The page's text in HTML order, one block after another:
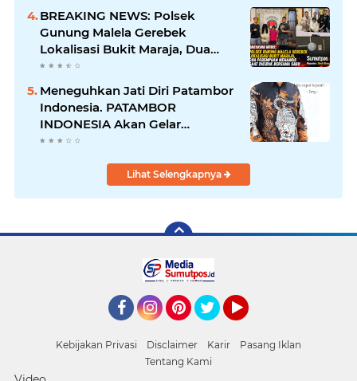
BREAKING NEWS: Polsek
Gunung Malela Gerebek
Lokalisasi Bukit Maraja, Dua
Perempuan Menangis Saat
Diciduk Bersama Sabu
Meneguhkan Jati Diri Patambor
Indonesia. PATAMBOR
INDONESIA Akan Gelar
RAKERNAS II Di Jakarta.
Lihat Selengkapnya
Kebijakan Privasi Disclaimer Karir
Pasang Iklan
Tentang Kami